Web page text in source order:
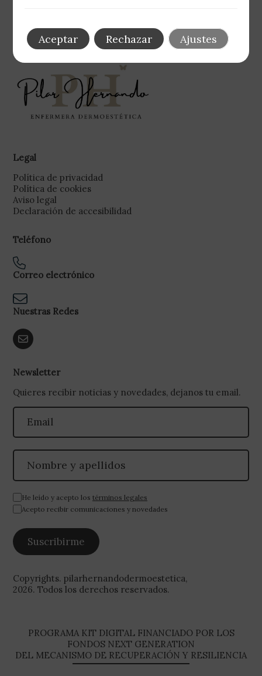
Legal
Política de privacidad
Política de cookies
Aviso legal
Declaración de accesibilidad
Teléfono
Correo electrónico
Nuestras Redes
Newsletter
Quieres recibir noticias y novedades, dejanos tu email.
He leído y acepto los términos legales
Acepto recibir comunicaciones y novedades
Copyrights. pilarhernandodermoestetica,
2026. Todos los derechos reservados.
PROGRAMA KIT DIGITAL FINANCIADO POR LOS
FONDOS NEXT GENERATION
DEL MECANISMO DE RECUPERACIÓN Y RESILIENCIA
Aceptar Rechazar Ajustes